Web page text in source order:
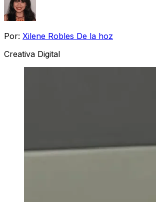
Por: Xilene Robles De la hoz
Creativa Digital